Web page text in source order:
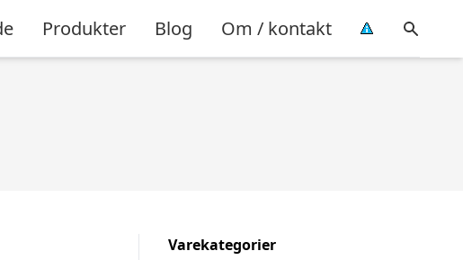
Produkter Blog Om / kontakt
Varekategorier